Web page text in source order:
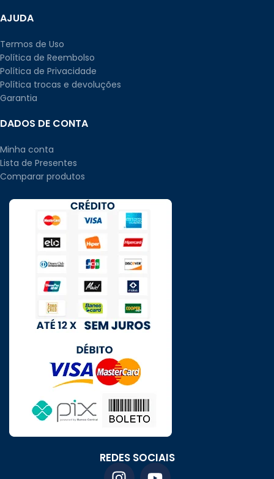
AJUDA
Termos de Uso
Política de Reembolso
Política de Privacidade
Política trocas e devoluções
Garantia
DADOS DE CONTA
Minha conta
Lista de Presentes
Comparar produtos
REDES SOCIAIS